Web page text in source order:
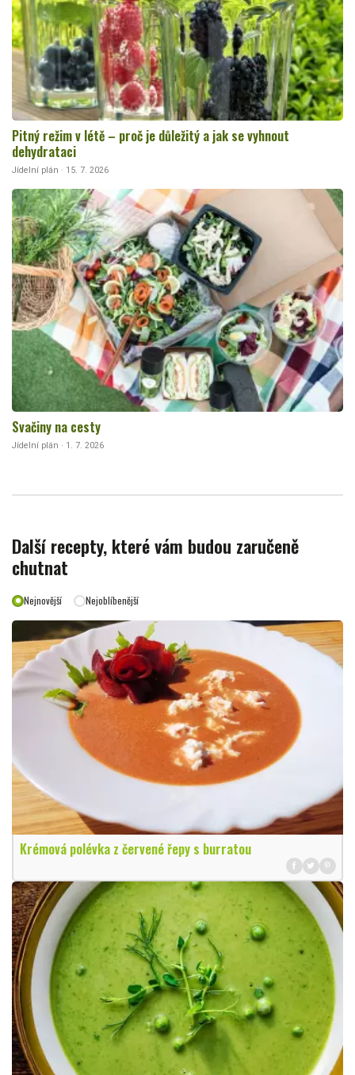
Pitný režim v létě – proč je důležitý a jak se vyhnout
dehydrataci
Jídelní plán · 15. 7. 2026
Svačiny na cesty
Jídelní plán · 1. 7. 2026
Další recepty, které vám budou zaručeně
chutnat
Nejnovější Nejoblíbenější
Krémová polévka z červené řepy s burratou